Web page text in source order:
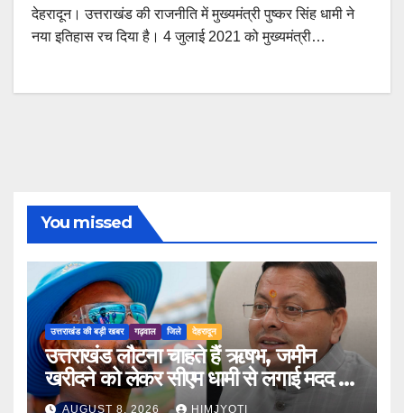
देहरादून। उत्तराखंड की राजनीति में मुख्यमंत्री पुष्कर सिंह धामी ने
नया इतिहास रच दिया है। 4 जुलाई 2021 को मुख्यमंत्री…
You missed
उत्तराखंड की बड़ी खबर गढ़वाल जिले देहरादून
उत्तराखंड लौटना चाहते हैं ऋषभ, जमीन
खरीदने को लेकर सीएम धामी से लगाई मदद की
गुहारAUGUST 8, 2026 HIMJYOTI